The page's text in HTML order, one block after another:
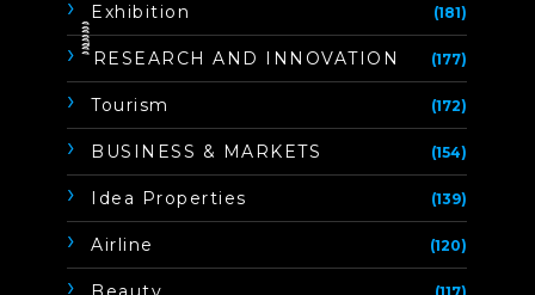
Exhibition (181)
ิิีิิิิิRESEARCH AND INNOVATION (177)
Tourism (172)
BUSINESS & MARKETS (154)
Idea Properties (139)
Airline (120)